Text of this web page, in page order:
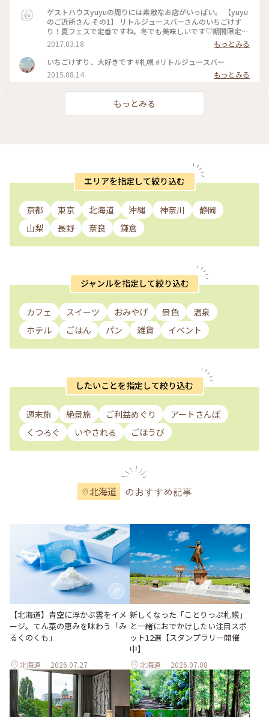
ゲストハウスyuyuの周りには素敵なお店がいっぱい。 【yuyu
のご近所さん その1】 リトルジュースバーさんのいちごけず
り！夏フェスで定番ですね。冬でも美味しいです♡期間限定メ
ニューも見逃せません😊 石蔵をリノベーションしており、建
物もとっても素敵です。 #ご近所さん #いちごけずり #札幌
2017.03.18
もっとみる
いちごけずり、大好きです #札幌 #リトルジュースバー
2015.08.14
もっとみる
もっとみる
エリアを指定して絞り込む
京都 東京 北海道 沖縄 神奈川
静岡
山梨
長野 奈良 鎌倉
ジャンルを指定して絞り込む
カフェ スイーツ おみやげ 景色
温泉
ホテル
ごはん パン 雑貨 イベント
したいことを指定して絞り込む
週末旅 絶景旅 ご利益めぐり
アートさんぽ
くつろぐ
いやされる ごほうび
北海道 のおすすめ記事
【北海道】青空に浮かぶ雲をイメ
ージ。てん菜の恵みを味わう「み
るくのくも」
北海道 2026.07.27
新しくなった「ことりっぷ札幌」
と一緒におでかけしたい注目スポ
ット12選【スタンプラリー開催
中】
北海道 2026.07.08